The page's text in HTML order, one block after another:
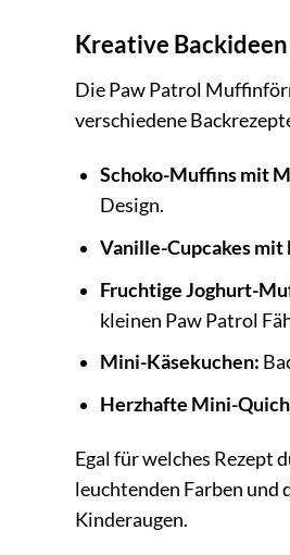
Kreative
Die Paw Patrol
verschiedene
Schoko-Muffins mit
Design.
Vanille-Cupcakes
Fruchtige Joghurt-
kleinen Paw Patrol
Mini-Käsekuchen:
Herzhafte Mini-
Egal für welches Rezept
leuchtenden Farben und
Kinderaugen.